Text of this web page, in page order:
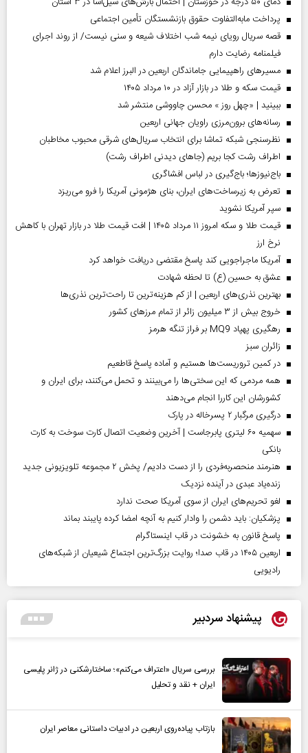
پرداخت مابه‌التفاوت حقوق بازنشستگان تأمین اجتماعی
قصه سریال رویای نیمه شب اختلاف شیعه و سنی نیست/ از روند اجرای
فیلمنامه رضایت دارم
مسیر‌های راهپیمایی جاماندگان اربعین در البرز اعلام شد
قیمت سکه و طلا در بازار آزاد در ۱۰ مرداد ۱۴۰۵
ببینید | «چهل روز » محسن چاووشی منتشر شد
رسانه‌های برون‌مرزی راویان جهانی اربعین
نظرسنجی شبکه تماشا برای انتخاب سریال‌های شرقی محبوب مخاطبان
اطراف رشت کجا بریم (جاهای دیدنی اطراف رشت)
باج‌نیوزها؛ باج‌گیری در لباس افشاگری
تعرض به زیرساخت‌های ایران، بنای هژمونی آمریکا را فرو می‌ریزد
سپر آمریکا نشوید
قیمت طلا و سکه امروز ۱۱ مرداد ۱۴۰۵ | افت قیمت طلا در بازار تهران با کاهش
نرخ ارز
آمریکا ماجراجویی کند پاسخ مقتضی دریافت خواهد کرد
عشق به حسین (ع) تا لحظه شهادت
بهترین نذری‌های اربعین | از کم هزینه‌ترین تا راحت‌ترین نذری‌ها
خروج بیش از ۳ میلیون زائر از تمام مرز‌های کشور
رهگیری پهپاد MQ9 بر فراز تنگه هرمز
‌زائران سبز
در کمین تروریست‌ها هستیم و آماده پاسخ قاطعیم
همه مردمی که این سختی‌ها را می‌بینند و تحمل می‌کنند، برای ایران و
کشورشان این کاررا انجام می‌دهند
درگیری مرگبار ۲ پسرخاله در پارک
سهمیه ۶۰ لیتری پابرجاست | آخرین وضعیت اتصال کارت سوخت به کارت
بانکی
هنرمند منحصر‌به‌فردی را از دست دادیم/ پخش ۲ مجموعه تلویزیونی جدید
زنده‌یاد عبدی در آینده نزدیک
لغو تحریم‌های ایران از سوی آمریکا صحت ندارد
پزشکیان: باید دشمن را وادار کنیم به آنچه امضا کرده پایبند بماند
پاسخ قانون به خشونت در قاب اینستاگرام
اربعین ۱۴۰۵ در قاب صدا؛ روایت بزرگ‌ترین اجتماع شیعیان از شبکه‌های
رادیویی
پیشنهاد سردبیر
بررسی سریال «اعتراف می‌کنم»؛ ساختارشکنی در ژانر پلیسی
ایران + نقد و تحلیل
بازتاب پیاده‌روی اربعین در ادبیات داستانی معاصر ایران